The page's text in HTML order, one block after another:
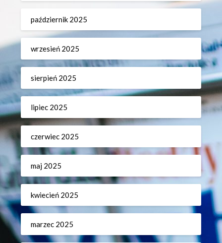
październik 2025
wrzesień 2025
sierpień 2025
lipiec 2025
czerwiec 2025
maj 2025
kwiecień 2025
marzec 2025